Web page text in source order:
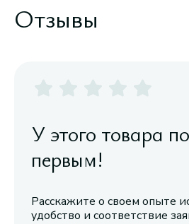
Отзывы
У этого товара
первым!
Расскажите о своем опыте
удобство и соответствие